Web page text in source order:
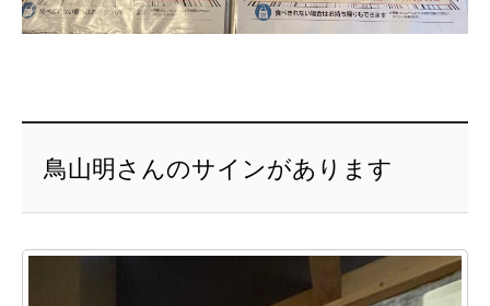
鳥山明さんのサインがあります